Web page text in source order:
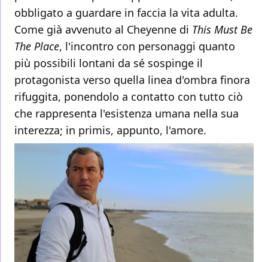
obbligato a guardare in faccia la vita adulta.
Come già avvenuto al Cheyenne di This Must Be
The Place, l'incontro con personaggi quanto
più possibili lontani da sé sospinge il
protagonista verso quella linea d'ombra finora
rifuggita, ponendolo a contatto con tutto ciò
che rappresenta l'esistenza umana nella sua
interezza; in primis, appunto, l'amore.